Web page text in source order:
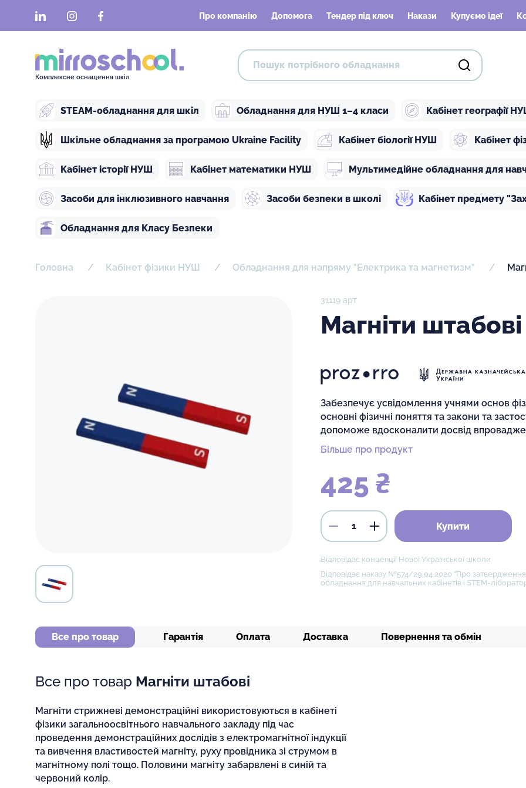
LinkedInInstagramFacebook Про компанію Допомога Тендер під ключ Накази Купуємо ідеї
Комплексне оснащення шкіл
STEAM-обладнання для шкіл Обладнання для НУШ 1–4 класи Кабінет географії
Шкільне обладнання за програмою Ukraine Facility Кабінет біології НУШ Кабінет
Кабінет історії НУШ Кабінет математики НУШ Мультимедійне обладнання для
Засоби для інклюзивного навчання Засоби безпеки в школі Кабінет предмету
Обладнання для Класу Безпеки
Головна Кабінет фізики НУШ Обладнання для напряму "Електрика та магнетизм"
31119 арт
Магніти штабові
Забезпечує усвідомлення учнями основ
основні фізичні поняття та закони та
допоможе вдосконалити досвід
Більше про продукт
425 ₴
Купити
Відповідає концепції Нової Української школи
Відповідає наказу №574/29.04.2020 "Про затвердження
обладнання для навчальних кабінетів і STEM-
Все про товар Гарантія Оплата Доставка Повернення та обмін
Все про товар Магніти штабові
Магніти стрижневі демонстраційні використовуються в кабінеті
фізики загальноосвітнього навчального закладу під час
проведення демонстраційних дослідів з електромагнітної індукції
та вивчення властивостей магніту, руху провідника зі струмом в
магнітному полі тощо. Половини магніту забарвлені в синій та
червоний колір.